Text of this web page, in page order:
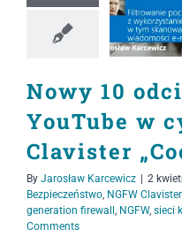
Nowy 10
YouTube w
Clavister
By Jarosław Karcewicz | 2
Bezpieczeństwo NGFW Clavister
generation firewall NGFW, sieci
Comments